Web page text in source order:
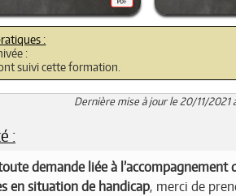
:
suivi cette formation.
Dernière mise à jour le 20/11/2021
:
demande liée à l’accompagnement
en situation de handicap, merci de